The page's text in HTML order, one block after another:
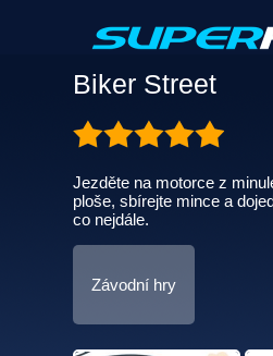
Biker Street
Jezděte na motorce z
ploše, sbírejte mince a
co nejdále.
Závodní hry